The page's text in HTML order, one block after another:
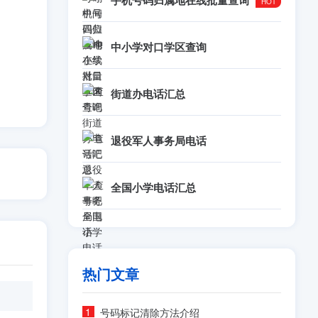
中小学对口学区查询
街道办电话汇总
退役军人事务局电话
全国小学电话汇总
热门文章
号码标记清除方法介绍